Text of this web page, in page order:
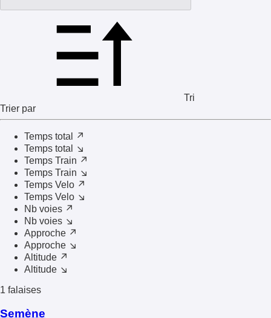
Tri
Trier par
Temps total ↗
Temps total ↘
Temps Train ↗
Temps Train ↘
Temps Velo ↗
Temps Velo ↘
Nb voies ↗
Nb voies ↘
Approche ↗
Approche ↘
Altitude ↗
Altitude ↘
1 falaises
Semène